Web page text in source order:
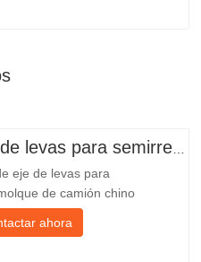
Árbol de levas para semirremolque
eje de levas para
de camión chino
vendidas Presupuesto
ahora